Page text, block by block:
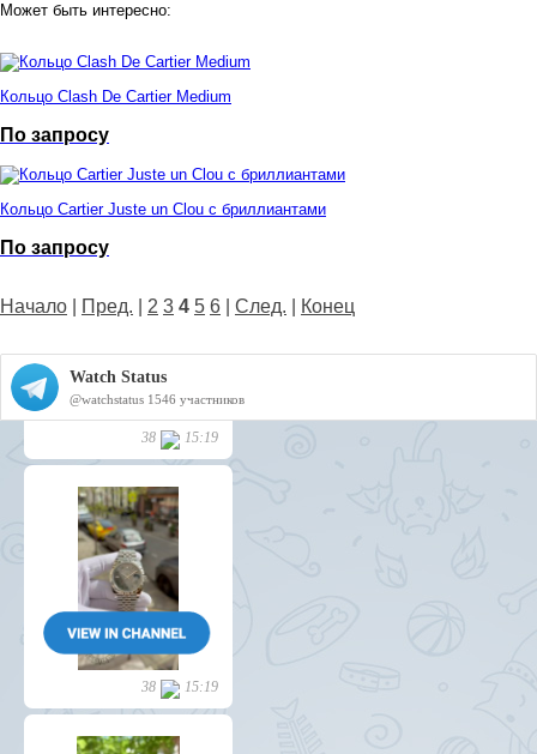
Может быть интересно:
Кольцо Clash De Cartier Medium
По запросу
Кольцо Cartier Juste un Clou с бриллиантами
По запросу
Начало Пред. 2 3 4 5 6 След. Конец